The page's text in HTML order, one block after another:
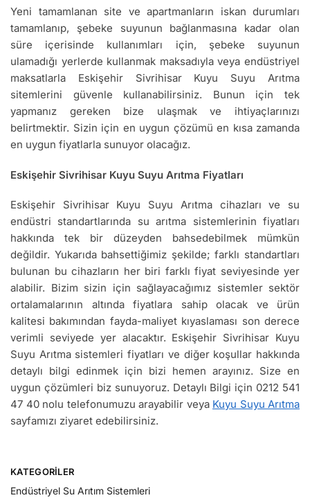
Yeni tamamlanan site ve apartmanların iskan durumları
tamamlanıp, şebeke suyunun bağlanmasına kadar olan
süre içerisinde kullanımları için, şebeke suyunun
ulamadığı yerlerde kullanmak maksadıyla veya endüstriyel
maksatlarla Eskişehir Sivrihisar Kuyu Suyu Arıtma
sitemlerini güvenle kullanabilirsiniz. Bunun için tek
yapmanız gereken bize ulaşmak ve ihtiyaçlarınızı
belirtmektir. Sizin için en uygun çözümü en kısa zamanda
en uygun fiyatlarla sunuyor olacağız.
Eskişehir Sivrihisar Kuyu Suyu Arıtma Fiyatları
Eskişehir Sivrihisar Kuyu Suyu Arıtma cihazları ve su
endüstri standartlarında su arıtma sistemlerinin fiyatları
hakkında tek bir düzeyden bahsedebilmek mümkün
değildir. Yukarıda bahsettiğimiz şekilde; farklı standartları
bulunan bu cihazların her biri farklı fiyat seviyesinde yer
alabilir. Bizim sizin için sağlayacağımız sistemler sektör
ortalamalarının altında fiyatlara sahip olacak ve ürün
kalitesi bakımından fayda-maliyet kıyaslaması son derece
verimli seviyede yer alacaktır. Eskişehir Sivrihisar Kuyu
Suyu Arıtma sistemleri fiyatları ve diğer koşullar hakkında
detaylı bilgi edinmek için bizi hemen arayınız. Size en
uygun çözümleri biz sunuyoruz. Detaylı Bilgi için 0212 541
47 40 nolu telefonumuzu arayabilir veya Kuyu Suyu Arıtma
sayfamızı ziyaret edebilirsiniz.
KATEGORILER
Endüstriyel Su Arıtım Sistemleri